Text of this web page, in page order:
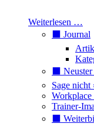
Weiterlesen …
⬛️ Journal
⬛️
Sage
Workplace
Trainer-
⬛️